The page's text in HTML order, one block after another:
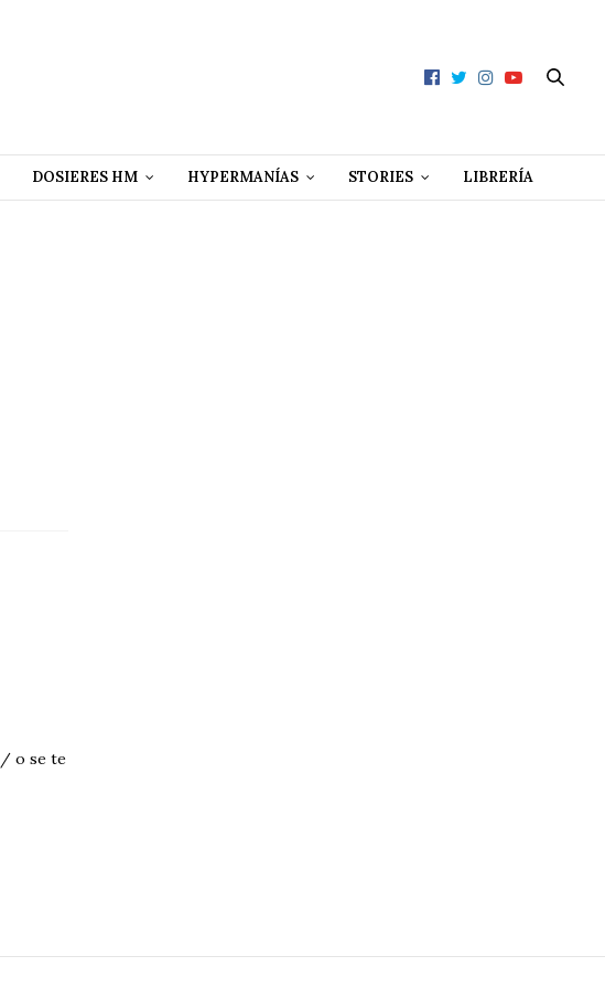
DOSIERES HM HYPERMANÍAS STORIES LIBRERÍA
/ o se te